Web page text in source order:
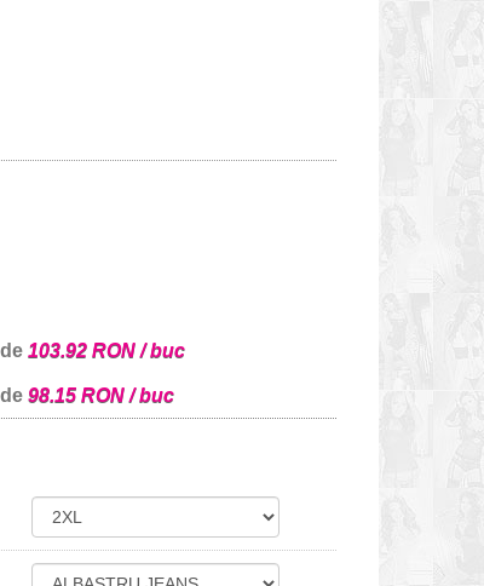
103.92 RON / buc
98.15 RON / buc